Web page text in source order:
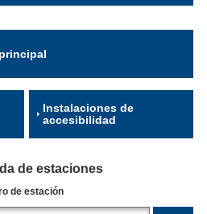
Instalaciones de
accesibilidad
de estaciones
de estación